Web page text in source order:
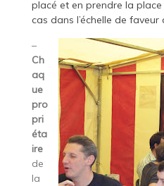
placé et en prendre la
cas dans l’échelle de faveur
–
Ch
aq
ue
pro
pri
éta
ire
de
la